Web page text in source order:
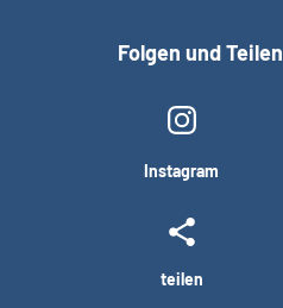
Folgen und Teilen
Instagram
teilen